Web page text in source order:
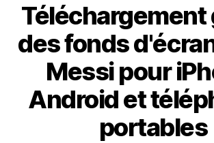
Téléchargement
des fonds
Messi pour
Android et
portables